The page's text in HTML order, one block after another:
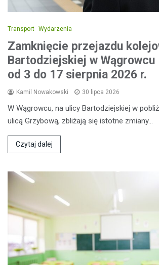
Transport Wydarzenia
Zamknięcie przejazdu
Bartodziejskiej w
od 3 do 17 sierpnia 2026 r.
Kamil Nowakowski 30 lipca 2026
W Wągrowcu, na ulicy Bartodziejskiej w
ulicą Grzybową, zbliżają się istotne zmiany…
Czytaj dalej